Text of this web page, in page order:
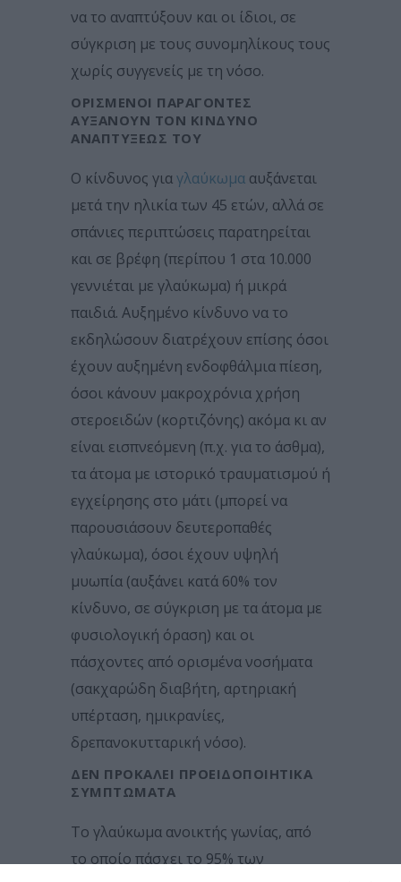
να το αναπτύξουν και οι ίδιοι, σε
σύγκριση με τους συνομηλίκους τους
χωρίς συγγενείς με τη νόσο.
ΟΡΙΣΜΈΝΟΙ ΠΑΡΆΓΟΝΤΕΣ
ΑΥΞΆΝΟΥΝ ΤΟΝ ΚΊΝΔΥΝΟ
ΑΝΑΠΤΎΞΕΏΣ ΤΟΥ
Ο κίνδυνος γιαγλαύκωμα αυξάνεται
μετά την ηλικία των 45 ετών, αλλά σε
σπάνιες περιπτώσεις παρατηρείται
και σε βρέφη (περίπου 1 στα 10.000
γεννιέται με γλαύκωμα) ή μικρά
παιδιά. Αυξημένο κίνδυνο να το
εκδηλώσουν διατρέχουν επίσης όσοι
έχουν αυξημένη ενδοφθάλμια πίεση,
όσοι κάνουν μακροχρόνια χρήση
στεροειδών (κορτιζόνης) ακόμα κι αν
είναι εισπνεόμενη (π.χ. για το άσθμα),
τα άτομα με ιστορικό τραυματισμού ή
εγχείρησης στο μάτι (μπορεί να
παρουσιάσουν δευτεροπαθές
γλαύκωμα), όσοι έχουν υψηλή
μυωπία (αυξάνει κατά 60% τον
κίνδυνο, σε σύγκριση με τα άτομα με
φυσιολογική όραση) και οι
πάσχοντες από ορισμένα νοσήματα
(σακχαρώδη διαβήτη, αρτηριακή
υπέρταση, ημικρανίες,
δρεπανοκυτταρική νόσο).
ΔΕΝ ΠΡΟΚΑΛΕΊ ΠΡΟΕΙΔΟΠΟΙΗΤΙΚΆ
ΣΥΜΠΤΏΜΑΤΑ
Το γλαύκωμα ανοικτής γωνίας, από
το οποίο πάσχει το 95% των